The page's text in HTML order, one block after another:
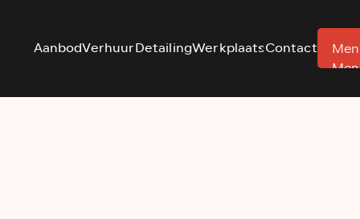
AanbodVerhuurDetailingWerkplaatsContact